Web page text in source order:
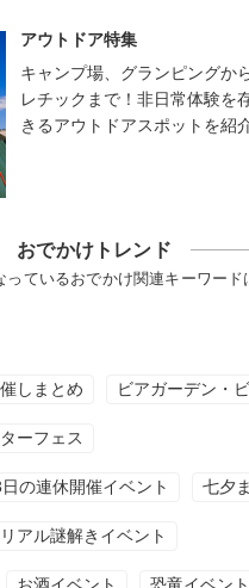
アウトドア特集
キャンプ場、グランピングか
レチックまで！非日常体験を
きるアウトドアスポットを紹
おでかけトレンド
っているおでかけ関連キーワード
しまとめ ビアガーデン・
ーフェス
の連休開催イベント 七夕
リアル謎解きイベント
お酒イベント 恐竜イベント